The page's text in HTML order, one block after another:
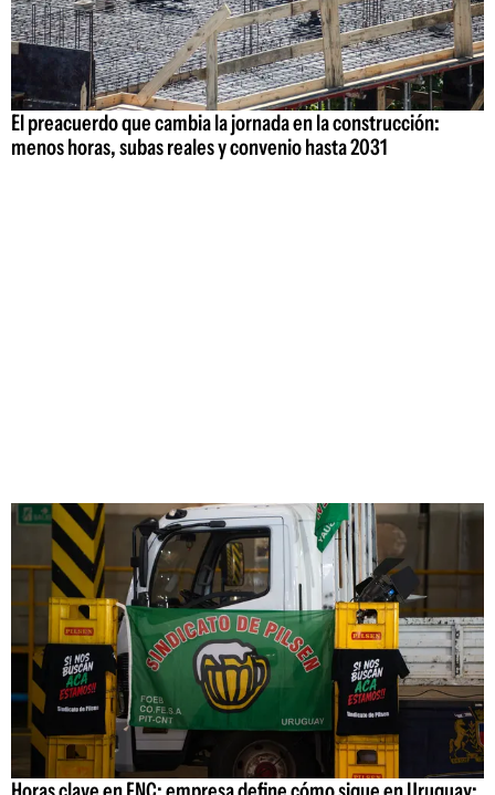
El preacuerdo que cambia la jornada en la construcción:
menos horas, subas reales y convenio hasta 2031